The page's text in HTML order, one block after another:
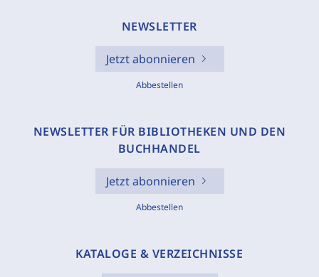
NEWSLETTER
Jetzt abonnieren
Abbestellen
NEWSLETTER FÜR BIBLIOTHEKEN UND DEN
BUCHHANDEL
Jetzt abonnieren
Abbestellen
KATALOGE & VERZEICHNISSE